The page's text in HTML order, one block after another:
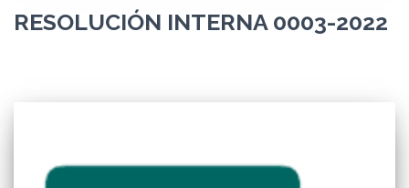
RESOLUCIÓN INTERNA 0003-2022